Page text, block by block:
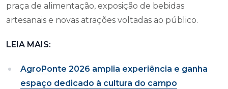
praça de alimentação, exposição de bebidas
artesanais e novas atrações voltadas ao público.
LEIA MAIS:
AgroPonte 2026 amplia experiência e ganha
espaço dedicado à cultura do campo